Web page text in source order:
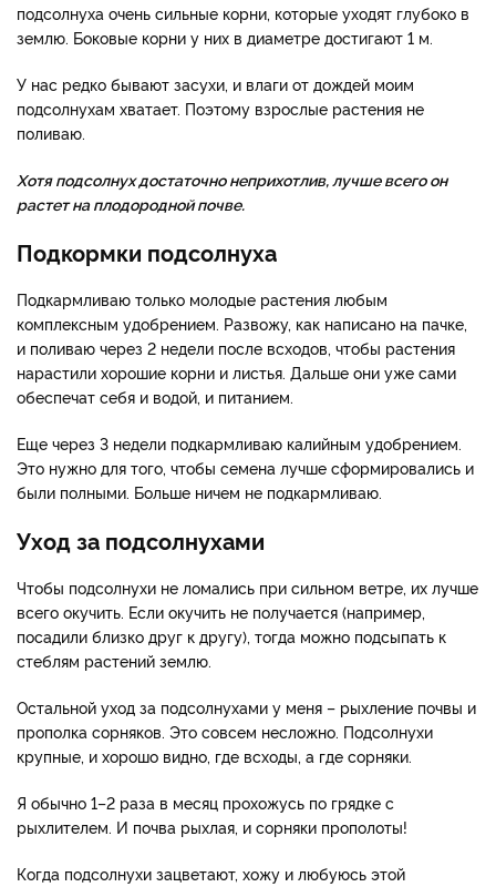
подсолнуха очень сильные корни, которые уходят глубоко в
землю. Боковые корни у них в диаметре достигают 1 м.
У нас редко бывают засухи, и влаги от дождей моим
подсолнухам хватает. Поэтому взрослые растения не
поливаю.
Хотя подсолнух достаточно неприхотлив, лучше всего он
растет на плодородной почве.
Подкормки подсолнуха
Подкармливаю только молодые растения любым
комплексным удобрением. Развожу, как написано на пачке,
и поливаю через 2 недели после всходов, чтобы растения
нарастили хорошие корни и листья. Дальше они уже сами
обеспечат себя и водой, и питанием.
Еще через 3 недели подкармливаю калийным удобрением.
Это нужно для того, чтобы семена лучше сформировались и
были полными. Больше ничем не подкармливаю.
Уход за подсолнухами
Чтобы подсолнухи не ломались при сильном ветре, их лучше
всего окучить. Если окучить не получается (например,
посадили близко друг к другу), тогда можно подсыпать к
стеблям растений землю.
Остальной уход за подсолнухами у меня – рыхление почвы и
прополка сорняков. Это совсем несложно. Подсолнухи
крупные, и хорошо видно, где всходы, а где сорняки.
Я обычно 1–2 раза в месяц прохожусь по грядке с
рыхлителем. И почва рыхлая, и сорняки прополоты!
Когда подсолнухи зацветают, хожу и любуюсь этой